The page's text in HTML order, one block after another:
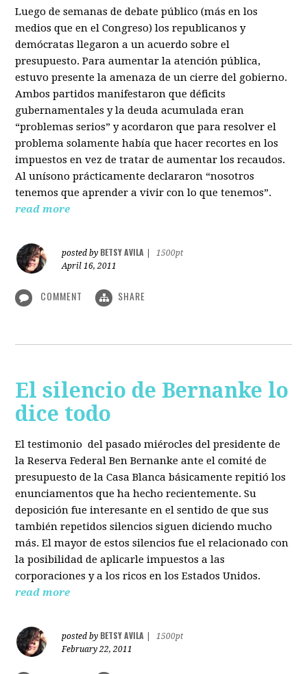
Luego de semanas de debate público (más en los
medios que en el Congreso) los republicanos y
demócratas llegaron a un acuerdo sobre el
presupuesto. Para aumentar la atención pública,
estuvo presente la amenaza de un cierre del gobierno.
Ambos partidos manifestaron que déficits
gubernamentales y la deuda acumulada eran
“problemas serios” y acordaron que para resolver el
problema solamente había que hacer recortes en los
impuestos en vez de tratar de aumentar los recaudos.
Al unísono prácticamente declararon “nosotros
tenemos que aprender a vivir con lo que tenemos”.
read more
posted by BETSY AVILA
1500pt
April 16, 2011
COMMENT SHARE
El silencio de Bernanke lo
dice todo
El testimonio del pasado miérocles del presidente de
la Reserva Federal Ben Bernanke ante el comité de
presupuesto de la Casa Blanca básicamente repitió los
enunciamentos que ha hecho recientemente. Su
deposición fue interesante en el sentido de que sus
también repetidos silencios siguen diciendo mucho
más. El mayor de estos silencios fue el relacionado con
la posibilidad de aplicarle impuestos a las
corporaciones y a los ricos en los Estados Unidos.
read more
posted by BETSY AVILA
1500pt
February 22, 2011